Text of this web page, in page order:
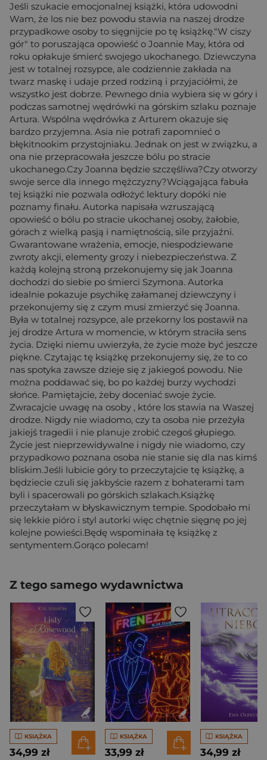
Jeśli szukacie emocjonalnej książki, która udowodni
Wam, że los nie bez powodu stawia na naszej drodze
przypadkowe osoby to sięgnijcie po tę książkę."W ciszy
gór" to poruszająca opowieść o Joannie May, która od
roku opłakuje śmierć swojego ukochanego. Dziewczyna
jest w totalnej rozsypce, ale codziennie zakłada na
twarz maskę i udaje przed rodziną i przyjaciółmi, że
wszystko jest dobrze. Pewnego dnia wybiera się w góry i
podczas samotnej wędrówki na górskim szlaku poznaje
Artura. Wspólna wędrówka z Arturem okazuje się
bardzo przyjemna. Asia nie potrafi zapomnieć o
błękitnookim przystojniaku. Jednak on jest w związku, a
ona nie przepracowała jeszcze bólu po stracie
ukochanego.Czy Joanna będzie szczęśliwa?Czy otworzy
swoje serce dla innego mężczyzny?Wciągająca fabuła
tej książki nie pozwala odłożyć lektury dopóki nie
poznamy finału. Autorka napisała wzruszającą
opowieść o bólu po stracie ukochanej osoby, żałobie,
górach z wielką pasją i namiętnością, sile przyjaźni.
Gwarantowane wrażenia, emocje, niespodziewane
zwroty akcji, elementy grozy i niebezpieczeństwa. Z
każdą kolejną stroną przekonujemy się jak Joanna
dochodzi do siebie po śmierci Szymona. Autorka
idealnie pokazuje psychikę załamanej dziewczyny i
przekonujemy się z czym musi zmierzyć się Joanna.
Była w totalnej rozsypce, ale przekorny los postawił na
jej drodze Artura w momencie, w którym straciła sens
życia. Dzięki niemu uwierzyła, że życie może być jeszcze
piękne. Czytając tę książkę przekonujemy się, że to co
nas spotyka zawsze dzieje się z jakiegoś powodu. Nie
można poddawać się, bo po każdej burzy wychodzi
słońce. Pamiętajcie, żeby doceniać swoje życie.
Zwracajcie uwagę na osoby , które los stawia na Waszej
drodze. Nigdy nie wiadomo, czy ta osoba nie przeżyła
jakiejś tragedii i nie planuje zrobić czegoś głupiego.
Życie jest nieprzewidywalne i nigdy nie wiadomo, czy
przypadkowo poznana osoba nie stanie się dla nas kimś
bliskim.Jeśli lubicie góry to przeczytajcie tę książkę, a
będziecie czuli się jakbyście razem z bohaterami tam
byli i spacerowali po górskich szlakach.Książkę
przeczytałam w błyskawicznym tempie. Spodobało mi
się lekkie pióro i styl autorki więc chętnie sięgnę po jej
kolejne powieści.Będę wspominała tę książkę z
sentymentem.Gorąco polecam!
Z tego samego wydawnictwa
KSIĄŻKA
34,99 zł
KSIĄŻKA
33,99 zł
KSIĄŻKA
34,99 zł